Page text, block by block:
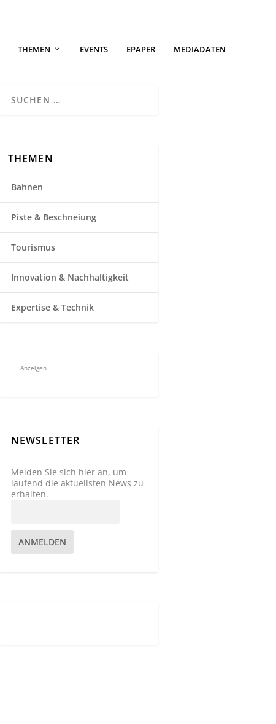
THEMEN EVENTS EPAPER MEDIADATEN
THEMEN
Bahnen
Piste & Beschneiung
Tourismus
Innovation & Nachhaltigkeit
Expertise & Technik
Anzeigen
NEWSLETTER
Melden Sie sich hier an, um
laufend die aktuellsten News zu
erhalten.
ANMELDEN